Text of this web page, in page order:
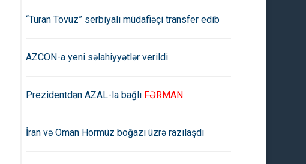
“Turan Tovuz” serbiyalı müdafiəçi transfer edib
AZCON-a yeni səlahiyyətlər verildi
Prezidentdən AZAL-la bağlı FƏRMAN
İran və Oman Hormüz boğazı üzrə razılaşdı